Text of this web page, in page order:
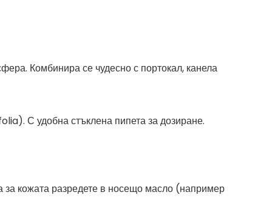
Комбинира се чудесно с портокал, канела
С удобна стъклена пипета за дозиране.
кожата разредете в носещо масло (например